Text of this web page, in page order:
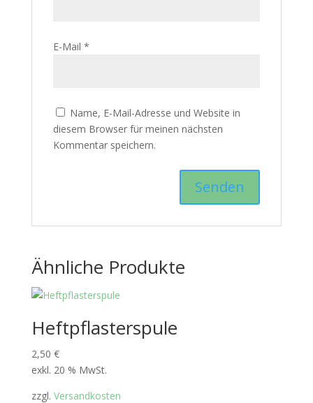
E-Mail *
Name, E-Mail-Adresse und Website in
diesem Browser für meinen nächsten
Kommentar speichern.
Ähnliche Produkte
Heftpflasterspule
2,50 €
exkl. 20 % MwSt.
zzgl. Versandkosten